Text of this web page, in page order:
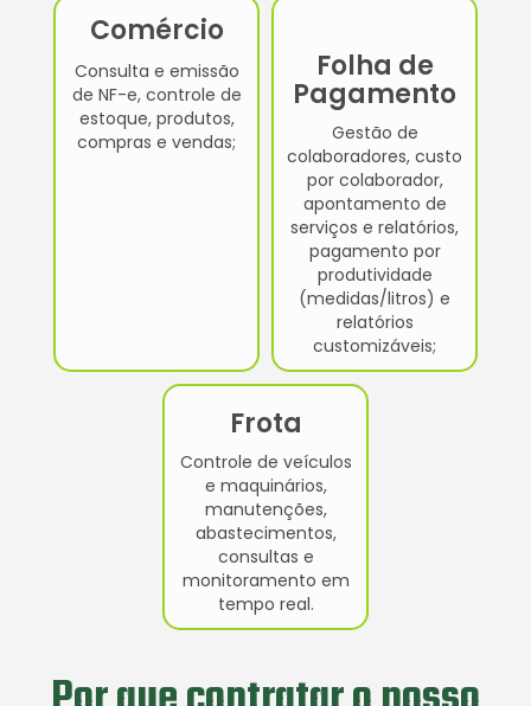
Comércio
Consulta e emissão
de NF-e, controle de
estoque, produtos,
compras e vendas;
Folha de
Pagamento
Gestão de
colaboradores, custo
por colaborador,
apontamento de
serviços e relatórios,
pagamento por
produtividade
(medidas/litros) e
relatórios
customizáveis;
Frota
Controle de veículos
e maquinários,
manutenções,
abastecimentos,
consultas e
monitoramento em
tempo real.